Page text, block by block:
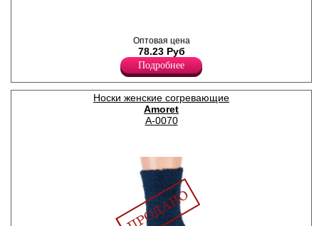
по вернему краю.
Оптовая цена
78.23 Руб
Подробнее
Носки женские согревающие
Amoret
A-0070